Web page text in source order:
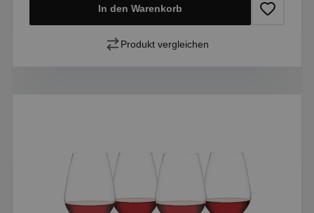
In den Warenkorb
Produkt vergleichen